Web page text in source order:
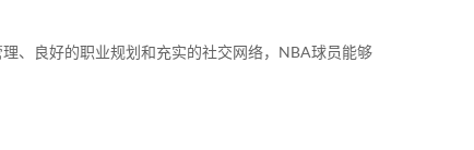
、良好的职业规划和充实的社交网络，NBA球员能够